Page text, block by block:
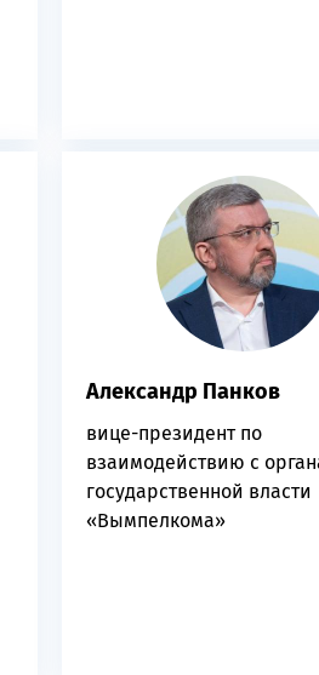
Александр Панков
вице-президент по
взаимодействию с
государственной власти
«Вымпелкома»